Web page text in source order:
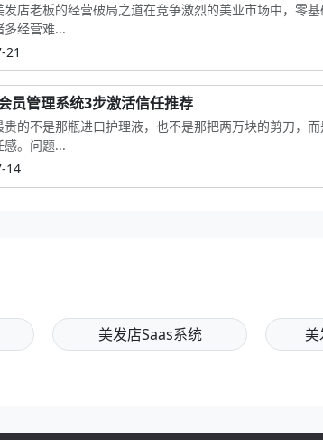
发店老板的经营破局之道在竞争激烈的美业市场中，零
多经营难...
21
员管理系统3步激活信任推荐
贵的不是那瓶进口护理液，也不是那把两万块的剪刀，
感。问题...
14
美发店Saas系统 美